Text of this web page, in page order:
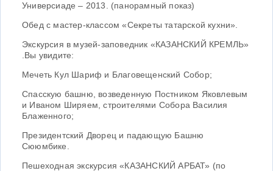
Универсиаде – 2013. (панорамный показ)
Обед с мастер-классом «Секреты татарской кухни».
Экскурсия в музей-заповедник «КАЗАНСКИЙ КРЕМЛЬ»
.Вы увидите:
Мечеть Кул Шариф и Благовещенский Собор;
Спасскую башню, возведенную Постником Яковлевым
и Иваном Ширяем, строителями Собора Василия
Блаженного;
Президентский Дворец и падающую Башню
Сююмбике.
Пешеходная экскурсия «КАЗАНСКИЙ АРБАТ» (по